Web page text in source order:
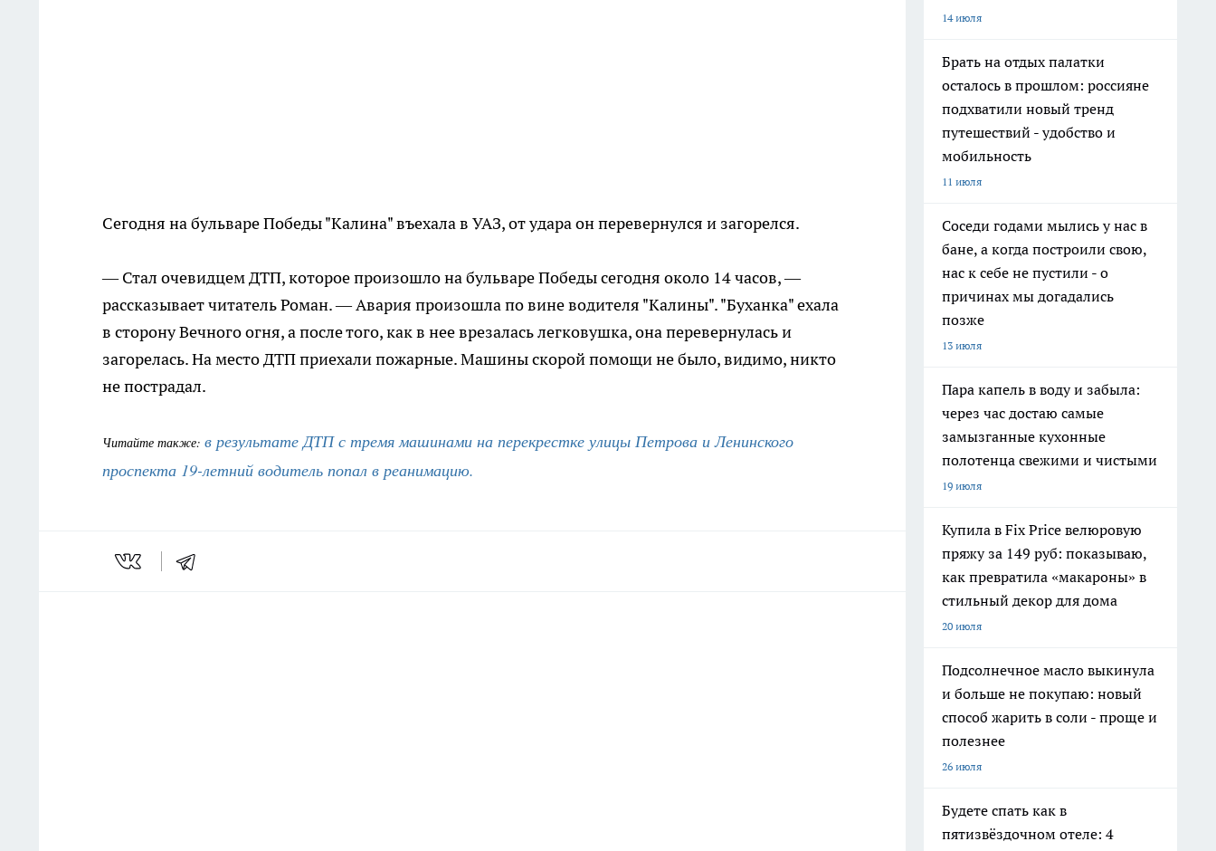
Сегодня на бульваре Победы "Калина" въехала в УАЗ, от удара он перевернулся и загорелся.
— Стал очевидцем ДТП, которое произошло на бульваре Победы сегодня около 14 часов, —
рассказывает читатель Роман. — Авария произошла по вине водителя "Калины". "Буханка" ехала
в сторону Вечного огня, а после того, как в нее врезалась легковушка, она перевернулась и
загорелась. На место ДТП приехали пожарные. Машины скорой помощи не было, видимо, никто
не пострадал.
Читайте также: в результате ДТП с тремя машинами на перекрестке улицы Петрова и Ленинского
проспекта 19-летний водитель попал в реанимацию.
14 июля
Брать на отдых палатки
осталось в прошлом: россияне
подхватили новый тренд
путешествий - удобство и
мобильность
11 июля
Соседи годами мылись у нас в
бане, а когда построили свою,
нас к себе не пустили - о
причинах мы догадались
позже
13 июля
Пара капель в воду и забыла:
через час достаю самые
замызганные кухонные
полотенца свежими и чистыми
19 июля
Купила в Fix Price велюровую
пряжу за 149 руб: показываю,
как превратила «макароны» в
стильный декор для дома
20 июля
Подсолнечное масло выкинула
и больше не покупаю: новый
способ жарить в соли - проще и
полезнее
26 июля
Будете спать как в
пятизвёздочном отеле: 4